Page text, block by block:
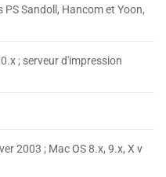
Sandoll, Hancom et Yoon,
; serveur d'impression
2003 ; Mac OS 8.x, 9.x, X v